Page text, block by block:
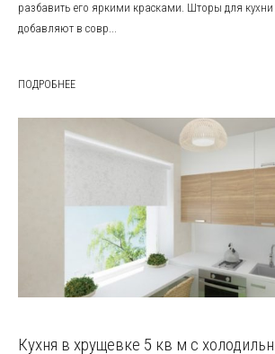
разбавить его яркими красками. Шторы для
добавляют в совр...
ПОДРОБНЕЕ
Кухня в хрущевке 5 кв м с